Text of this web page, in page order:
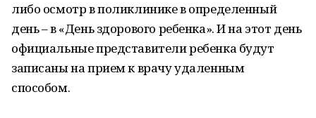
либо осмотр в поликлинике в определенный
день – в «День здорового ребенка». И на этот день
официальные представители ребенка будут
записаны на прием к врачу удаленным
способом.